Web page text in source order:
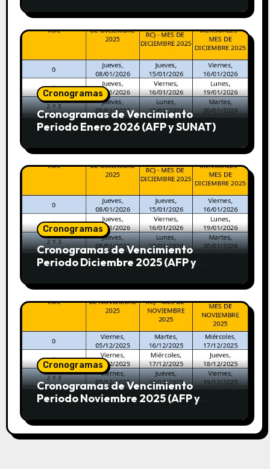
Cronogramas
Cronogramas de Vencimiento
Periodo Enero 2026 (AFP y SUNAT)
Cronogramas
Cronogramas de Vencimiento
Periodo Diciembre 2025 (AFP y
Cronogramas
Cronogramas de Vencimiento
Periodo Noviembre 2025 (AFP y